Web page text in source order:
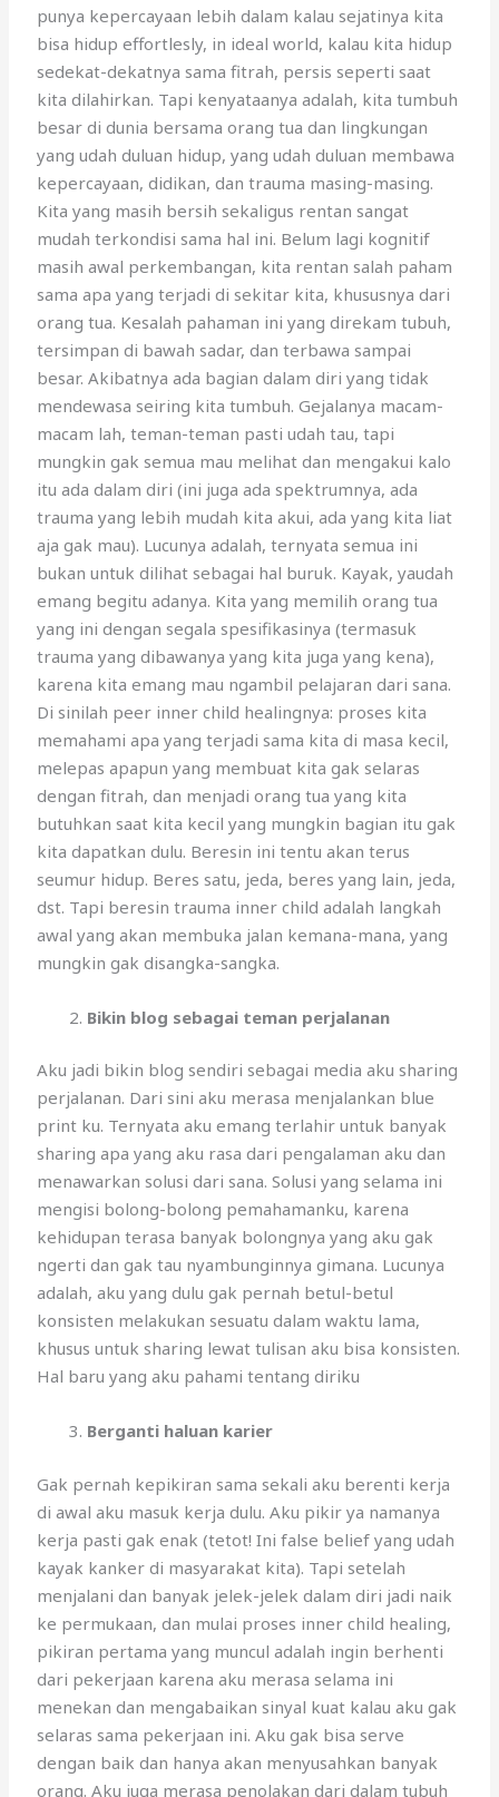
punya kepercayaan lebih dalam kalau sejatinya kita
bisa hidup effortlesly, in ideal world, kalau kita hidup
sedekat-dekatnya sama fitrah, persis seperti saat
kita dilahirkan. Tapi kenyataanya adalah, kita tumbuh
besar di dunia bersama orang tua dan lingkungan
yang udah duluan hidup, yang udah duluan membawa
kepercayaan, didikan, dan trauma masing-masing.
Kita yang masih bersih sekaligus rentan sangat
mudah terkondisi sama hal ini. Belum lagi kognitif
masih awal perkembangan, kita rentan salah paham
sama apa yang terjadi di sekitar kita, khususnya dari
orang tua. Kesalah pahaman ini yang direkam tubuh,
tersimpan di bawah sadar, dan terbawa sampai
besar. Akibatnya ada bagian dalam diri yang tidak
mendewasa seiring kita tumbuh. Gejalanya macam-
macam lah, teman-teman pasti udah tau, tapi
mungkin gak semua mau melihat dan mengakui kalo
itu ada dalam diri (ini juga ada spektrumnya, ada
trauma yang lebih mudah kita akui, ada yang kita liat
aja gak mau). Lucunya adalah, ternyata semua ini
bukan untuk dilihat sebagai hal buruk. Kayak, yaudah
emang begitu adanya. Kita yang memilih orang tua
yang ini dengan segala spesifikasinya (termasuk
trauma yang dibawanya yang kita juga yang kena),
karena kita emang mau ngambil pelajaran dari sana.
Di sinilah peer inner child healingnya: proses kita
memahami apa yang terjadi sama kita di masa kecil,
melepas apapun yang membuat kita gak selaras
dengan fitrah, dan menjadi orang tua yang kita
butuhkan saat kita kecil yang mungkin bagian itu gak
kita dapatkan dulu. Beresin ini tentu akan terus
seumur hidup. Beres satu, jeda, beres yang lain, jeda,
dst. Tapi beresin trauma inner child adalah langkah
awal yang akan membuka jalan kemana-mana, yang
mungkin gak disangka-sangka.
Bikin blog sebagai teman perjalanan
Aku jadi bikin blog sendiri sebagai media aku sharing
perjalanan. Dari sini aku merasa menjalankan blue
print ku. Ternyata aku emang terlahir untuk banyak
sharing apa yang aku rasa dari pengalaman aku dan
menawarkan solusi dari sana. Solusi yang selama ini
mengisi bolong-bolong pemahamanku, karena
kehidupan terasa banyak bolongnya yang aku gak
ngerti dan gak tau nyambunginnya gimana. Lucunya
adalah, aku yang dulu gak pernah betul-betul
konsisten melakukan sesuatu dalam waktu lama,
khusus untuk sharing lewat tulisan aku bisa konsisten.
Hal baru yang aku pahami tentang diriku
Berganti haluan karier
Gak pernah kepikiran sama sekali aku berenti kerja
di awal aku masuk kerja dulu. Aku pikir ya namanya
kerja pasti gak enak (tetot! Ini false belief yang udah
kayak kanker di masyarakat kita). Tapi setelah
menjalani dan banyak jelek-jelek dalam diri jadi naik
ke permukaan, dan mulai proses inner child healing,
pikiran pertama yang muncul adalah ingin berhenti
dari pekerjaan karena aku merasa selama ini
menekan dan mengabaikan sinyal kuat kalau aku gak
selaras sama pekerjaan ini. Aku gak bisa serve
dengan baik dan hanya akan menyusahkan banyak
orang. Aku juga merasa penolakan dari dalam tubuh